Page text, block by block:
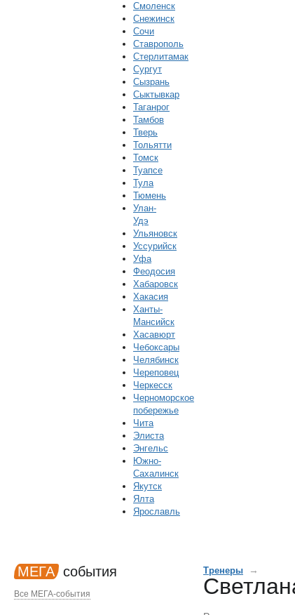
Смоленск
Снежинск
Сочи
Ставрополь
Стерлитамак
Сургут
Сызрань
Сыктывкар
Таганрог
Тамбов
Тверь
Тольятти
Томск
Туапсе
Тула
Тюмень
Улан-
Удэ
Ульяновск
Уссурийск
Уфа
Феодосия
Хабаровск
Хакасия
Ханты-
Мансийск
Хасавюрт
Чебоксары
Челябинск
Череповец
Черкесск
Черноморское
побережье
Чита
Элиста
Энгельс
Южно-
Сахалинск
Якутск
Ялта
Ярославль
Тренеры →
МЕГА события
Все МЕГА-события